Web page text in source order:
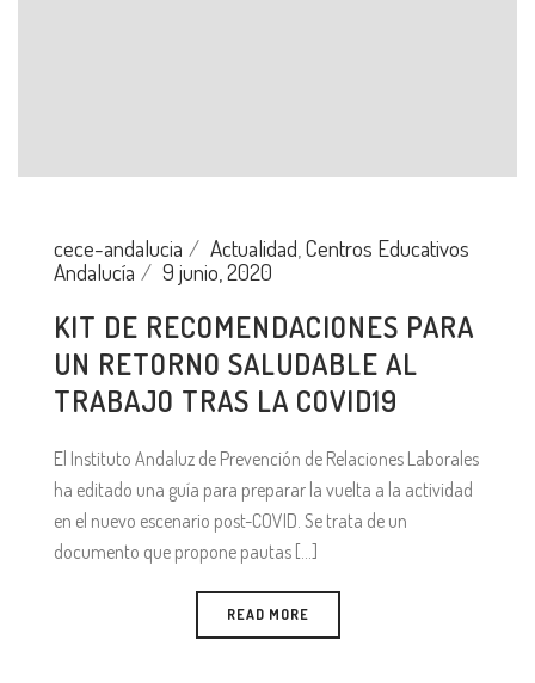
cece-andalucia Actualidad Centros Educativos
Andalucía
9 junio, 2020
KIT DE RECOMENDACIONES PARA
UN RETORNO SALUDABLE AL
TRABAJO TRAS LA COVID19
El Instituto Andaluz de Prevención de Relaciones Laborales
ha editado una guía para preparar la vuelta a la actividad
en el nuevo escenario post-COVID. Se trata de un
documento que propone pautas [...]
READ MORE